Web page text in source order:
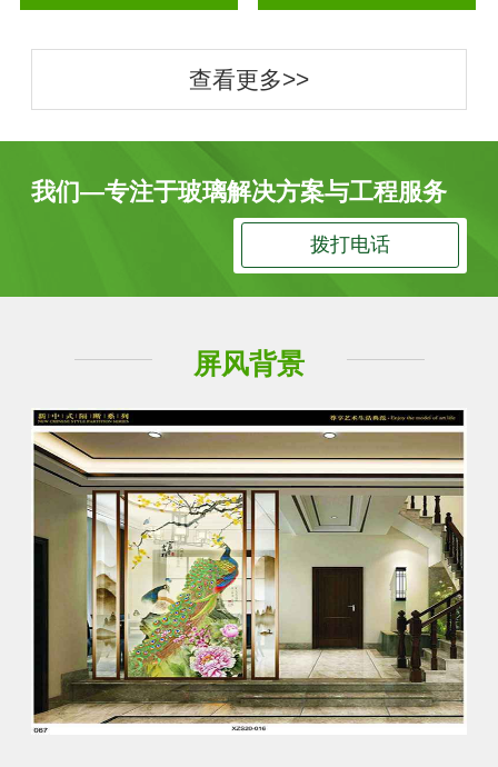
查看更多>>
我们—专注于玻璃解决方案与工程服务
拨打电话
屏风背景